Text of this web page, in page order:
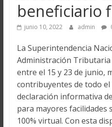
beneficiario
junio 10, 2022 admin
La Superintendencia
Administración Tributaria
entre el 15 y 23 de junio,
contribuyentes de todo
declaración informativa
para mayores facilidades
100% virtual. Con esta